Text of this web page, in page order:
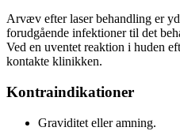
Arvæv efter laser behandling er
forudgående infektioner til det
Ved en uventet reaktion i huden
kontakte klinikken.
Kontraindikationer
Graviditet eller amning.